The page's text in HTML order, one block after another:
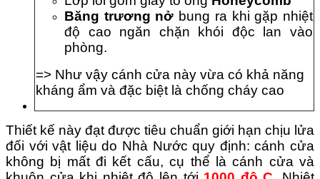
Băng trương nở bung ra khi gặp nhiệt
độ cao ngăn chặn khói độc lan vào
phòng.
=> Như vậy cánh cửa này vừa có khả năng
kháng ẩm và đặc biệt là chống cháy cao
Thiết kế này đạt được tiêu chuẩn giới hạn chịu lửa
đối với vật liệu do Nhà Nước quy định: cánh cửa
không bị mất đi kết cấu, cụ thể là cánh cửa và